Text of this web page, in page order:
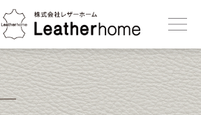
株式会社レザーホーム